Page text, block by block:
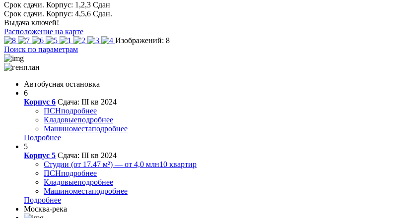
Срок сдачи. Корпус: 1,2,3 Сдан
Срок сдачи. Корпус: 4,5,6 Сдан.
Выдача ключей!
Расположение на карте
Изображений: 8
Поиск по параметрам
Автобусная остановка
6
Корпус 6 Сдача: III кв 2024
ПСНподробнее
Кладовыеподробнее
Машиноместаподробнее
Подробнее
5
Корпус 5 Сдача: III кв 2024
Студии (от 17.47 м²) — от 4,0 млн10 квартир
ПСНподробнее
Кладовыеподробнее
Машиноместаподробнее
Подробнее
Москва-река